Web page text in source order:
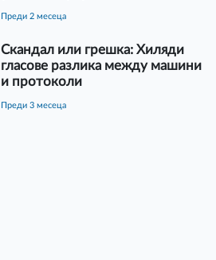
преди 2 месеца
Скандал или грешка: Хиляди
гласове разлика между машини
и протоколи
преди 3 месеца